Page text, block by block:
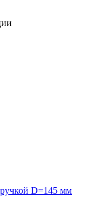
D=145 мм